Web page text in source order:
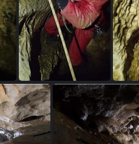
Bief Bousset le 03 oct 2020 (22)